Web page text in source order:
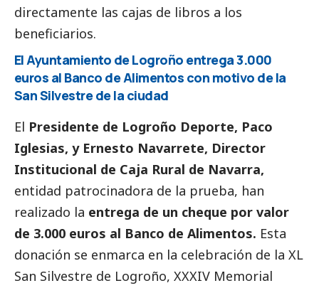
directamente las cajas de libros a los
beneficiarios.
El Ayuntamiento de Logroño entrega 3.000
euros al Banco de Alimentos con motivo de la
San Silvestre de la ciudad
El Presidente de Logroño Deporte, Paco
Iglesias, y Ernesto Navarrete, Director
Institucional de Caja Rural de Navarra,
entidad patrocinadora de la prueba, han
realizado la entrega de un cheque por valor
de 3.000 euros al Banco de Alimentos. Esta
donación se enmarca en la celebración de la XL
San Silvestre de Logroño, XXXIV Memorial